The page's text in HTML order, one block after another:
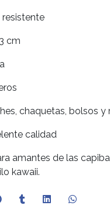
cm
chaquetas, bolsos y
calidad
amantes de las
kawaii.